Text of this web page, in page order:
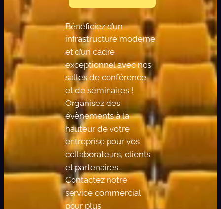
Bénéficiez d’un
infrastructure moderne
et d’un cadre
exceptionnel avec nos
salles de conférence
et de séminaires !
Organisez des
évènements à la
hauteur de votre
entreprise pour vos
collaborateurs, clients
et partenaires.
Contactez notre
service commercial
pour plus